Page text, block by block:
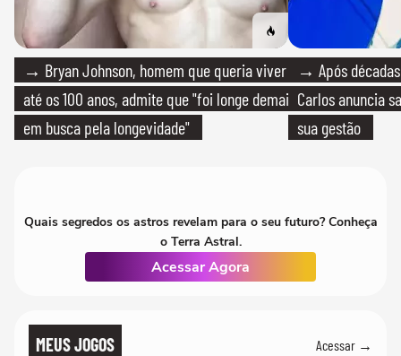
→ Bryan Johnson, homem que queria viver
até os 100 anos, admite que "foi longe demais
em busca pela longevidade"
→ Após
Carlos anuncia
sua gestão
Quais segredos os astros revelam para o seu futuro? Conheça
o Terra Astral.
Acessar Agora
MEUS JOGOS Acessar →